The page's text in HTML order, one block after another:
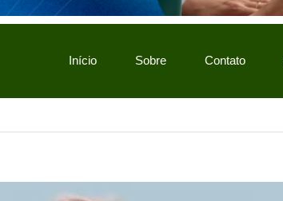
Início Sobre Contato